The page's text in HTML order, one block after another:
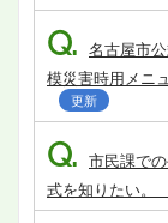
Q. 名古屋市
模災害時用メニ
更新
Q. 市民課で
式を知りたい。